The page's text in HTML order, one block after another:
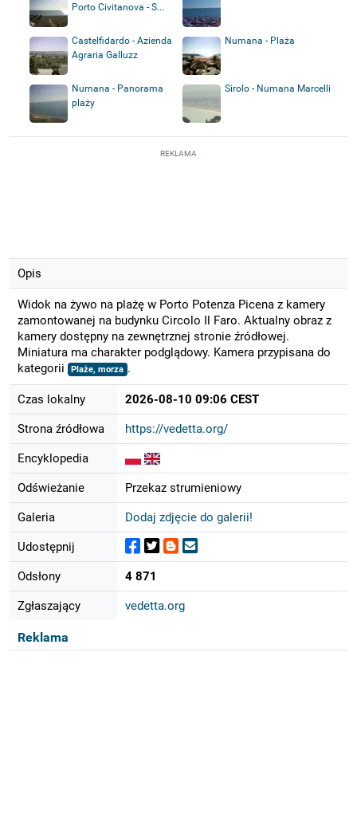
Porto Civitanova - S...
Castelfidardo - Azienda
Agraria Galluzz
Numana - Plaża
Numana - Panorama
plaży
Sirolo - Numana Marcelli
REKLAMA
Opis
Widok na żywo na plażę w Porto Potenza Picena z kamery
zamontowanej na budynku Circolo Il Faro. Aktualny obraz z
kamery dostępny na zewnętrznej stronie źródłowej.
Miniatura ma charakter podglądowy. Kamera przypisana do
kategorii
Plaże, morza .
Czas lokalny 2026-08-10 09:06 CEST
Strona źródłowa https://vedetta.org/
Encyklopedia
Odświeżanie Przekaz strumieniowy
Galeria Dodaj zdjęcie do galerii!
Udostępnij
Odsłony 4 871
Zgłaszający vedetta.org
Reklama